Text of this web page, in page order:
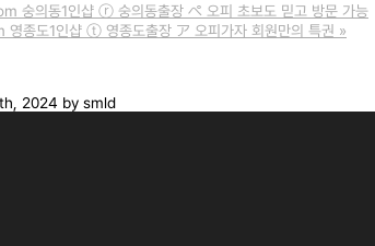
숭의동1인샵 ⓡ 숭의동출장 ぺ 오피 초보도 믿고 방문 가능
영종도1인샵 ⓣ 영종도출장 ア 오피가자 회원만의 특권 »
2024 by smld